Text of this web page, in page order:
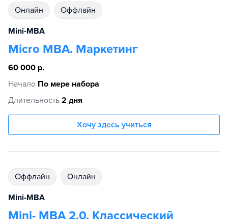
Онлайн Оффлайн
Mini-MBA
Micro MBA. Маркетинг
60 000 р.
Начало По мере набора
Длительность 2 дня
Хочу здесь учиться
Оффлайн Онлайн
Mini-MBA
Mini- MBA 2.0. Классический